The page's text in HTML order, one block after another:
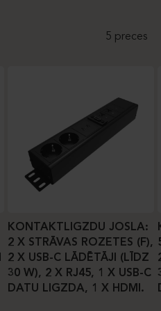
5 preces
KONTAKTLIGZDU JOSLA:
2 X STRĀVAS ROZETES (F),
2 X USB-C LĀDĒTĀJI (LĪDZ
30 W), 2 X RJ45, 1 X USB-C
DATU LIGZDA, 1 X HDMI.